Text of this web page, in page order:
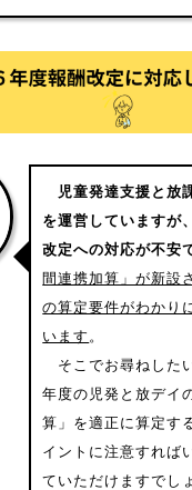
児童発達支援と放
を運営していますが
改定への対応が不安
間連携加算」が新設
の算定要件がわかり
います 。
そこでお尋ねした
年度の児発と放デイ
算」を適正に算定す
イントに注意すれば
ていただけますでし